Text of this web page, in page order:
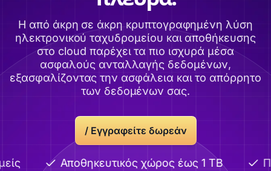
Η από άκρη σε άκρη κρυπτογραφημένη λύση
ηλεκτρονικού ταχυδρομείου και αποθήκευσης
στο cloud παρέχει τα πιο ισχυρά μέσα
ασφαλούς ανταλλαγής δεδομένων,
εξασφαλίζοντας την ασφάλεια και το απόρρητο
των δεδομένων σας.
/ Εγγραφείτε δωρεάν
Αποθηκευτικός χώρος έως 1 TB